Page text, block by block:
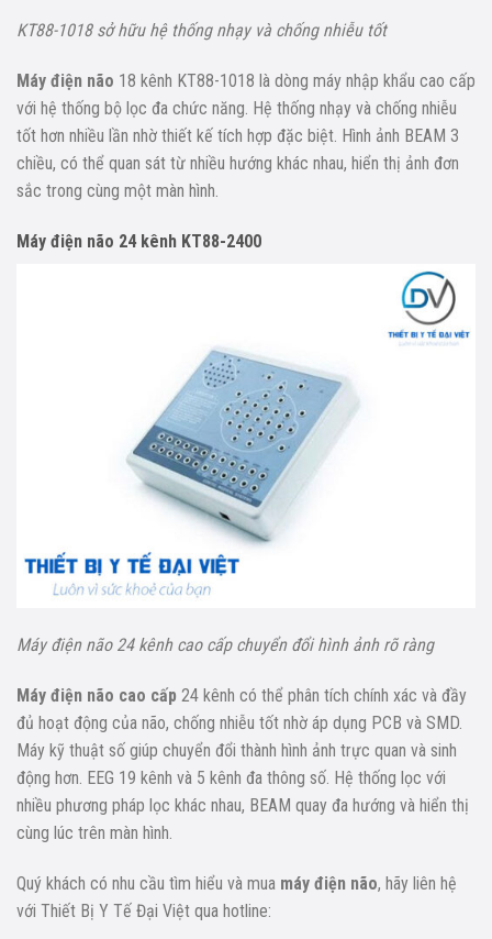
KT88-1018 sở hữu hệ thống nhạy và chống nhiễu tốt
Máy điện não 18 kênh KT88-1018 là dòng máy nhập khẩu cao cấp
với hệ thống bộ lọc đa chức năng. Hệ thống nhạy và chống nhiễu
tốt hơn nhiều lần nhờ thiết kế tích hợp đặc biệt. Hình ảnh BEAM 3
chiều, có thể quan sát từ nhiều hướng khác nhau, hiển thị ảnh đơn
sắc trong cùng một màn hình.
Máy điện não 24 kênh KT88-2400
Máy điện não 24 kênh cao cấp chuyển đổi hình ảnh rõ ràng
Máy điện não cao cấp 24 kênh có thể phân tích chính xác và đầy
đủ hoạt động của não, chống nhiễu tốt nhờ áp dụng PCB và SMD.
Máy kỹ thuật số giúp chuyển đổi thành hình ảnh trực quan và sinh
động hơn. EEG 19 kênh và 5 kênh đa thông số. Hệ thống lọc với
nhiều phương pháp lọc khác nhau, BEAM quay đa hướng và hiển thị
cùng lúc trên màn hình.
Quý khách có nhu cầu tìm hiểu và mua máy điện não, hãy liên hệ
với Thiết Bị Y Tế Đại Việt qua hotline: